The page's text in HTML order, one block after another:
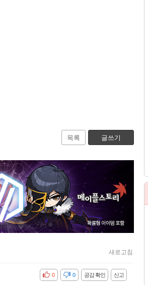
목록 글쓰기
새로고침
신고
공감 확인
비공감 0
0